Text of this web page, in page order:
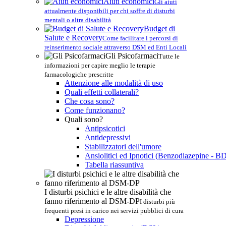
Gli aiuti
attualmente disponibili per chi soffre di disturbi
mentali o altra disabilità
Budget di
Salute e RecoveryCome facilitare i percorsi di
reinserimento sociale attraverso DSM ed Enti Locali
Gli PsicofarmaciTutte le
informazioni per capire meglio le terapie
farmacologiche prescritte
Attenzione alle modalità di uso
Quali effetti collaterali?
Che cosa sono?
Come funzionano?
Quali sono?
Antipsicotici
Antidepressivi
Stabilizzatori dell'umore
Ansiolitici ed Ipnotici (Benzodiazepine -
Tabella riassuntiva
I disturbi psichici e le altre disabilità che
fanno riferimento al DSM-DPI disturbi più
frequenti presi in carico nei servizi pubblici di cura
Depressione